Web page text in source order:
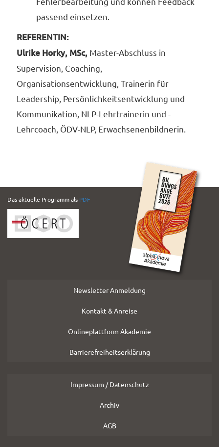
passend einsetzen.
REFERENTIN:
Ulrike Horky, MSc, Master-Abschluss in
Supervision, Coaching,
Organisationsentwicklung, Trainerin für
Leadership, Persönlichkeitsentwicklung und
Kommunikation, NLP-Lehrtrainerin und -
Lehrcoach, ÖDV-NLP, Erwachsenenbildnerin.
PDF
Folder
Das aktuelle Programm als PDF
Newsletter Anmeldung
Kontakt & Anreise
Onlineplattform Akademie
Barrierefreiheitserklärung
Impressum / Datenschutz
Archiv
AGB